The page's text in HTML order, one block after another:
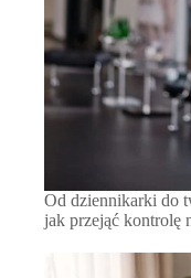
Od dziennikarki do
jak przejąć kontrolę